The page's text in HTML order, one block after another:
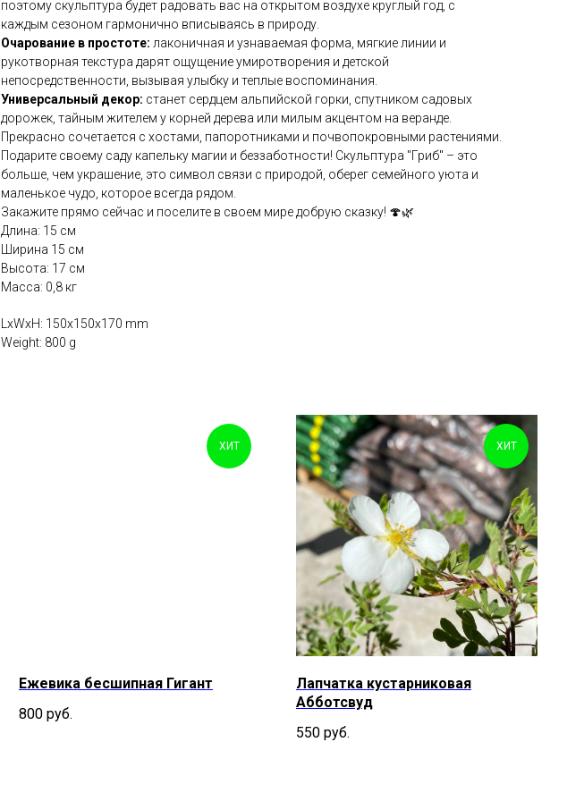
поэтому скульптура будет радовать вас на открытом воздухе круглый год, с
каждым сезоном гармонично вписываясь в природу.
Очарование в простоте: лаконичная и узнаваемая форма, мягкие линии и
рукотворная текстура дарят ощущение умиротворения и детской
непосредственности, вызывая улыбку и теплые воспоминания.
Универсальный декор: станет сердцем альпийской горки, спутником садовых
дорожек, тайным жителем у корней дерева или милым акцентом на веранде.
Прекрасно сочетается с хостами, папоротниками и почвопокровными растениями.
Подарите своему саду капельку магии и беззаботности! Скульптура "Гриб" – это
больше, чем украшение, это символ связи с природой, оберег семейного уюта и
маленькое чудо, которое всегда рядом.
Закажите прямо сейчас и поселите в своем мире добрую сказку! 🍄🌿
Длина: 15 см
Ширина 15 см
Высота: 17 см
Масса: 0,8 кг
LxWxH: 150x150x170 mm
Weight: 800 g
ХИТ
Ежевика бесшипная Гигант
800 руб.
ХИТ
Лапчатка кустарниковая
Абботсвуд
550 руб.